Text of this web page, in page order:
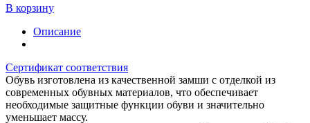
В корзину
Описание
Сертификат соответствия
Обувь изготовлена из качественной замши с отделкой из
современных обувных материалов, что обеспечивает
необходимые защитные функции обуви и значительно
уменьшает массу.